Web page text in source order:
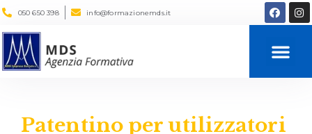
050 650 398 info@formazionemds.it
Patentino per utilizzatori